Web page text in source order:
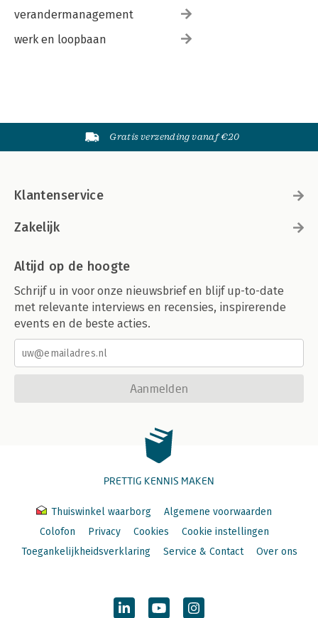
verandermanagement
werk en loopbaan
Gratis verzending vanaf €20
Klantenservice
Zakelijk
Altijd op de hoogte
Schrijf u in voor onze nieuwsbrief en blijf up-to-date
met relevante interviews en recensies, inspirerende
events en de beste acties.
Aanmelden
PRETTIG KENNIS MAKEN
Thuiswinkel waarborg
Algemene voorwaarden
Colofon
Privacy Cookies
Cookie instellingen
Toegankelijkheidsverklaring
Service & Contact Over ons